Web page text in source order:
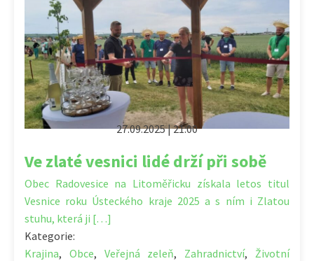
27.09.2025 | 21:00
Ve zlaté vesnici lidé drží při sobě
Obec Radovesice na Litoměřicku získala letos titul
Vesnice roku Ústeckého kraje 2025 a s ním i Zlatou
stuhu, která ji […]
Kategorie:
Krajina, Obce, Veřejná zeleň, Zahradnictví, Životní